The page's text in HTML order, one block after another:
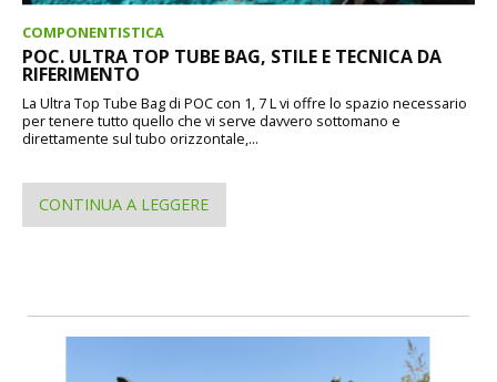
COMPONENTISTICA
POC. ULTRA TOP TUBE BAG, STILE E TECNICA DA
RIFERIMENTO
La Ultra Top Tube Bag di POC con 1, 7 L vi offre lo spazio necessario
per tenere tutto quello che vi serve davvero sottomano e
direttamente sul tubo orizzontale,...
CONTINUA A LEGGERE